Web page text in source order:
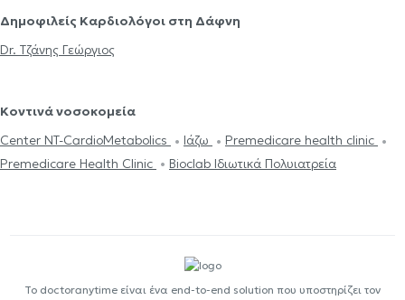
Δημοφιλείς Καρδιολόγοι στη Δάφνη
Dr. Τζάνης Γεώργιος
Κοντινά νοσοκομεία
Center NT-CardioMetabolics
Ιάζω
Premedicare health clinic
Premedicare Health Clinic
Bioclab Ιδιωτικά Πολυιατρεία
Το doctoranytime είναι ένα end-to-end solution που υποστηρίζει τον